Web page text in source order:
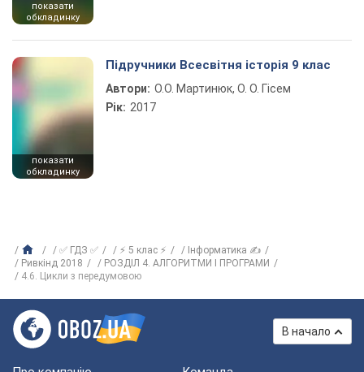
показати
обкладинку
показати
обкладинку
Підручники Всесвітня історія 9 клас
Автори: О.О. Мартинюк, О. О. Гісем
Рік: 2017
✅ ГДЗ ✅ ⚡ 5 клас ⚡
Інформатика ✍
Ривкінд 2018
РОЗДІЛ 4. АЛГОРИТМИ І ПРОГРАМИ
4.6. Цикли з передумовою
В начало